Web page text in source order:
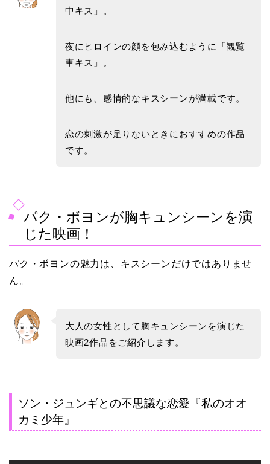
中キス」。
夜にヒロインの顔を包み込むように「観覧
車キス」。
他にも、感情的なキスシーンが満載です。
恋の刺激が足りないときにおすすめの作品
です。
パク・ボヨンが胸キュンシーンを演
じた映画！
パク・ボヨンの魅力は、キスシーンだけではありませ
ん。
大人の女性として胸キュンシーンを演じた
映画2作品をご紹介します。
ソン・ジュンギとの不思議な恋愛『私のオオ
カミ少年』